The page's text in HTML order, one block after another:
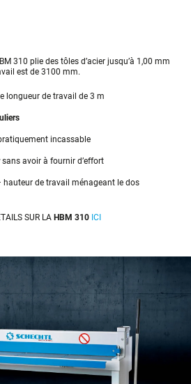
310 plie des tôles d’acier jusqu’à 1,00 mm
est de 3100 mm.
longueur de travail de 3 m
incassable
sans avoir à fournir d’effort
hauteur de travail ménageant le dos
SUR LA HBM 310 ICI